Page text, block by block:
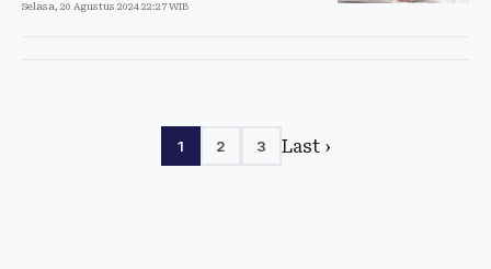
Selasa, 20 Agustus 2024 22:27 WIB
1 2 3 Last ›